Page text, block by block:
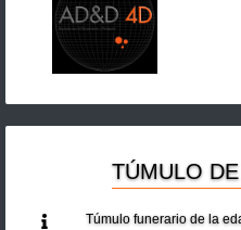
TÚMULO
Túmulo funerario de la